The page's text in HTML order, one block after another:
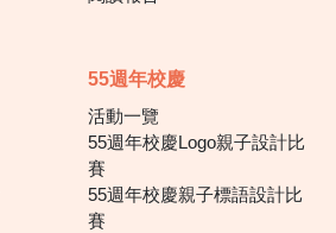
55週年校慶
活動一覽
55週年校慶Logo親子設計比
賽
55週年校慶親子標語設計比
賽